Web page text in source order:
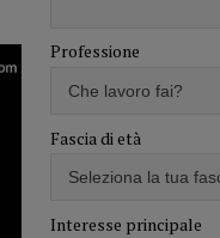
Professione
Fascia di età
Interesse principale